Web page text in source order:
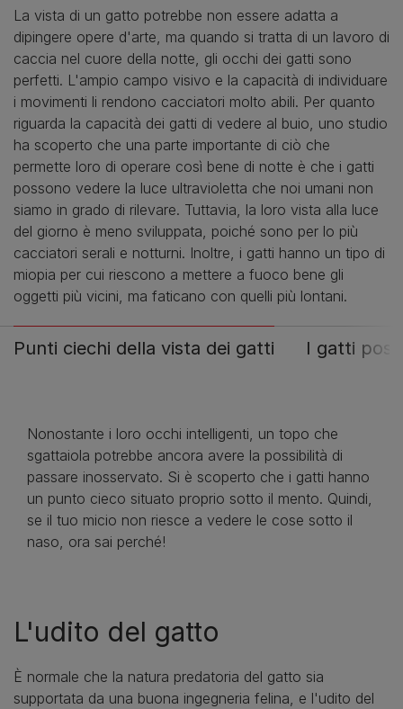
La vista di un gatto potrebbe non essere adatta a
dipingere opere d'arte, ma quando si tratta di un lavoro di
caccia nel cuore della notte, gli occhi dei gatti sono
perfetti. L'ampio campo visivo e la capacità di individuare
i movimenti li rendono cacciatori molto abili. Per quanto
riguarda la capacità dei gatti di vedere al buio, uno studio
ha scoperto che una parte importante di ciò che
permette loro di operare così bene di notte è che i gatti
possono vedere la luce ultravioletta che noi umani non
siamo in grado di rilevare. Tuttavia, la loro vista alla luce
del giorno è meno sviluppata, poiché sono per lo più
cacciatori serali e notturni. Inoltre, i gatti hanno un tipo di
miopia per cui riescono a mettere a fuoco bene gli
oggetti più vicini, ma faticano con quelli più lontani.
Punti ciechi della vista dei gatti I gatti
Nonostante i loro occhi intelligenti, un topo che
sgattaiola potrebbe ancora avere la possibilità di
passare inosservato. Si è scoperto che i gatti hanno
un punto cieco situato proprio sotto il mento. Quindi,
se il tuo micio non riesce a vedere le cose sotto il
naso, ora sai perché!
L'udito del gatto
È normale che la natura predatoria del gatto sia
supportata da una buona ingegneria felina, e l'udito del